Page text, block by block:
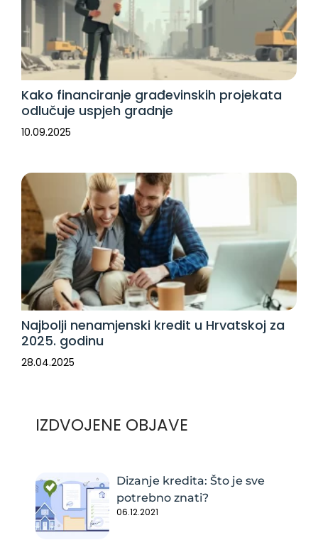
Kako financiranje građevinskih projekata
odlučuje uspjeh gradnje
10.09.2025
Najbolji nenamjenski kredit u Hrvatskoj za
2025. godinu
28.04.2025
IZDVOJENE OBJAVE
Dizanje kredita: Što je sve
potrebno znati?
06.12.2021